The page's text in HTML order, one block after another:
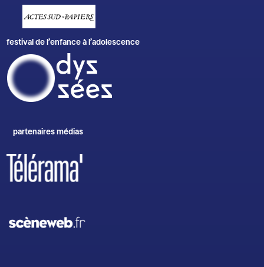
festival de l’enfance à l’adolescence
partenaires médias